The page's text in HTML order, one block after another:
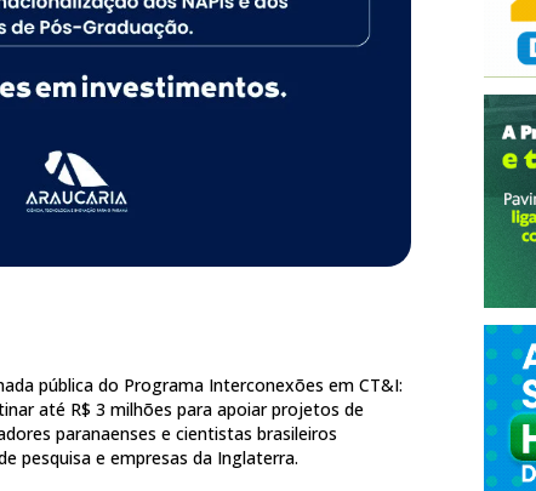
pública do Programa Interconexões em CT&I:
até R$ 3 milhões para apoiar projetos de
paranaenses e cientistas brasileiros
pesquisa e empresas da Inglaterra.